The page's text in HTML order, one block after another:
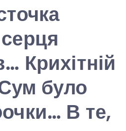
Крихітній
Сум було
В те,